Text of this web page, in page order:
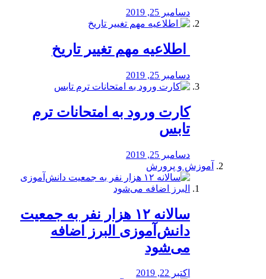
دسامبر 25, 2019
️ اطلاعیه مهم تغییر تاریخ
دسامبر 25, 2019
کارت ورود به امتحانات ترم
تابس
دسامبر 25, 2019
آموزش و پرورش
️سالانه ۱۲ هزار نفر به جمعیت
دانش‌آموزی البرز اضافه
می‌شود
اکتبر 22, 2019